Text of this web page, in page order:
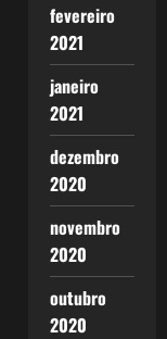
fevereiro
2021
janeiro
2021
dezembro
2020
novembro
2020
outubro
2020